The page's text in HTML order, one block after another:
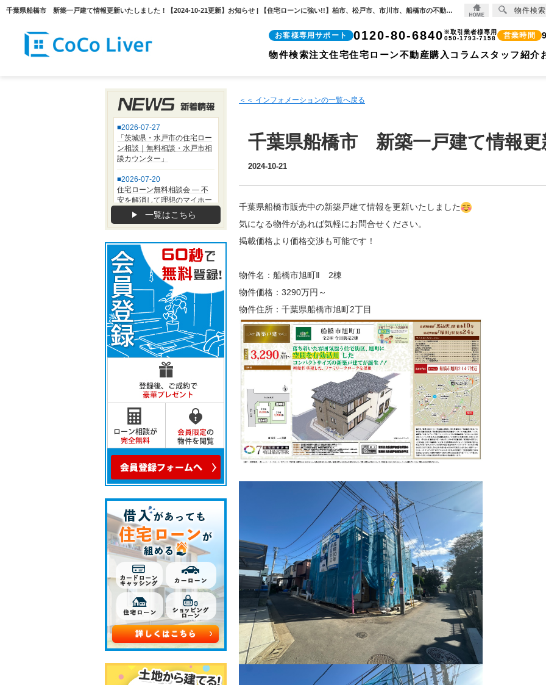
千葉県船橋市 新築一戸建て情報更新いたしました！【2024-10-21更新】お知らせ | 【住宅ローンに強い!!】柏市、松戸市、市川市、船橋市の不動産のことなら株式会社ココリバーの不動産のことなら株式会社ココリバー
お客様専用サポート 0120-80-6840 ※取引業者様専用
050-1793-7158
営業時間
物件検索注文住宅住宅ローン不動産購入コラム スタッフ紹介
＜＜ インフォメーションの一覧へ戻る
千葉県船橋市 新築一戸建て情報更
2024-10-21
千葉県船橋市販売中の新築戸建て情報を更新いたしました
気になる物件があれば気軽にお問合せください。
掲載価格より価格交渉も可能です！
物件名：船橋市旭町Ⅱ 2棟
物件価格：3290万円～
物件住所：千葉県船橋市旭町2丁目
一覧はこちら
物件検索